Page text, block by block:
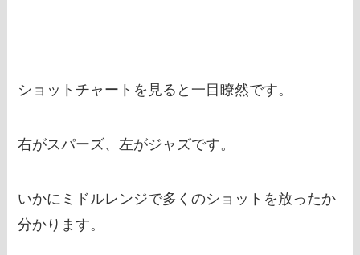
ショットチャートを見ると一目瞭然です。
右がスパーズ、左がジャズです。
いかにミドルレンジで多くのショットを放ったか
分かります。